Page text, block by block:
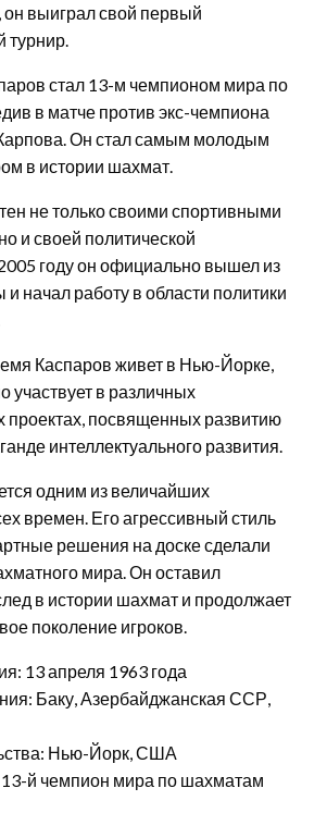
он выиграл свой первый
турнир.
стал 13-м чемпионом мира по
в матче против экс-чемпиона
Он стал самым молодым
в истории шахмат.
не только своими спортивными
и своей политической
году он официально вышел из
начал работу в области политики
Каспаров живет в Нью-Йорке,
в различных
посвященных развитию
интеллектуального развития.
одним из величайших
времен. Его агрессивный стиль
решения на доске сделали
мира. Он оставил
в истории шахмат и продолжает
поколение игроков.
13 апреля 1963 года
Баку, Азербайджанская ССР,
Нью-Йорк, США
й чемпион мира по шахматам